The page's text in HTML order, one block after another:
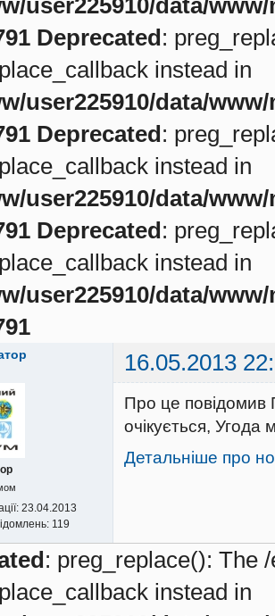
Deprecated:
instead in
user225910/data/
Deprecated:
instead in
user225910/data/
Deprecated:
instead in
user225910/data/
16.05.2013
23.04.2013
119
Про це повідомив
очікується,
Детальніше про
: preg_replace(): The
instead in